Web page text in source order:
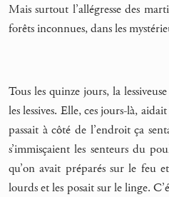
Mais surtout l’allégresse des
forêts inconnues, dans les
Tous les quinze jours, la
les lessives. Elle, ces jours-là,
passait à côté de l’endroit ça
s’immisçaient les senteurs du
qu’on avait préparés sur le feu
lourds et les posait sur le linge.